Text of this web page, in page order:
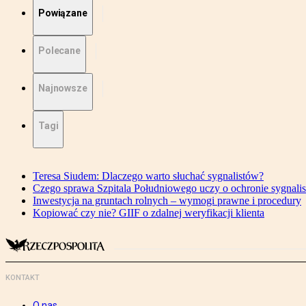
Powiązane
Polecane
Najnowsze
Tagi
Teresa Siudem: Dlaczego warto słuchać sygnalistów?
Czego sprawa Szpitala Południowego uczy o ochronie
Inwestycja na gruntach rolnych – wymogi prawne i procedury
Kopiować czy nie? GIIF o zdalnej weryfikacji klienta
KONTAKT